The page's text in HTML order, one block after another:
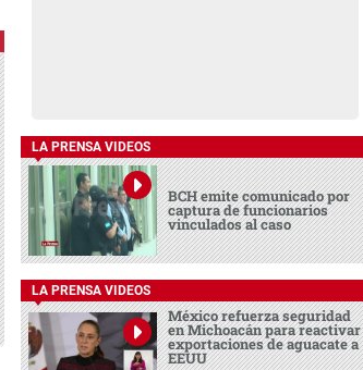
LA PRENSA VIDEOS
BCH emite comunicado por
captura de funcionarios
vinculados al caso
LA PRENSA VIDEOS
México refuerza seguridad
en Michoacán para reactivar
exportaciones de aguacate a
EEUU